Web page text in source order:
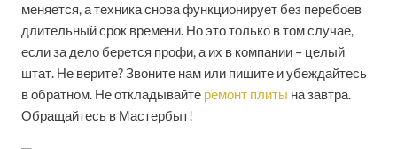
меняется, а техника снова функционирует без перебоев
длительный срок времени. Но это только в том случае,
если за дело берется профи, а их в компании – целый
штат. Не верите? Звоните нам или пишите и убеждайтесь
в обратном. Не откладывайте ремонт плиты на завтра.
Обращайтесь в Мастербыт!